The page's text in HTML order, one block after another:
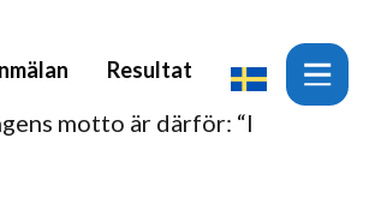
Resultat
motto är därför: “I